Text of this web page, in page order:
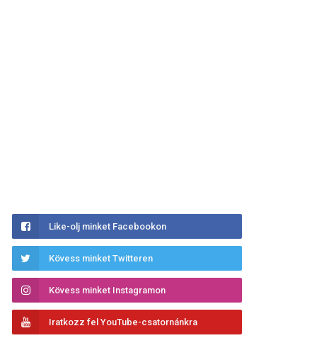
Like-olj minket Facebookon
Kövess minket Twitteren
Kövess minket Instagramon
Iratkozz fel YouTube-csatornánkra